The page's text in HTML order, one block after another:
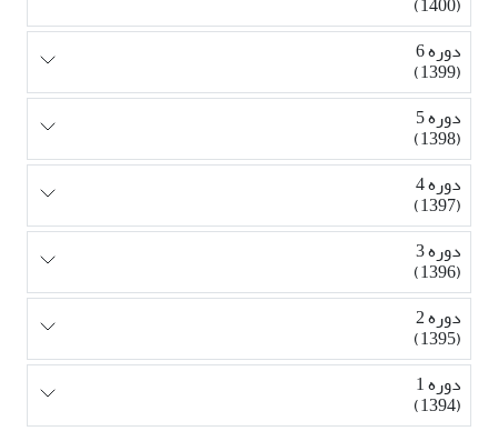
دوره 6
(1399)
دوره 5
(1398)
دوره 4
(1397)
دوره 3
(1396)
دوره 2
(1395)
دوره 1
(1394)